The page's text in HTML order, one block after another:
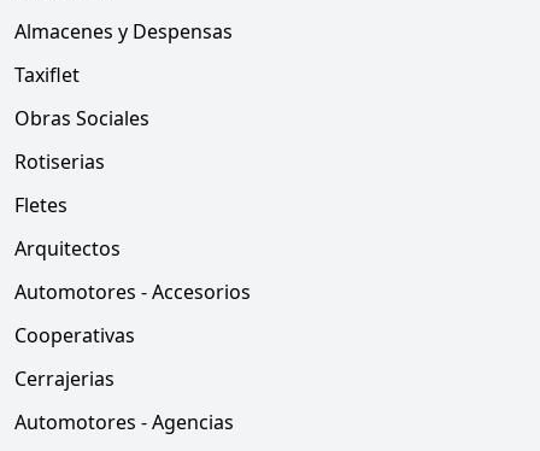
Almacenes y Despensas
Taxiflet
Obras Sociales
Rotiserias
Fletes
Arquitectos
Automotores - Accesorios
Cooperativas
Cerrajerias
Automotores - Agencias